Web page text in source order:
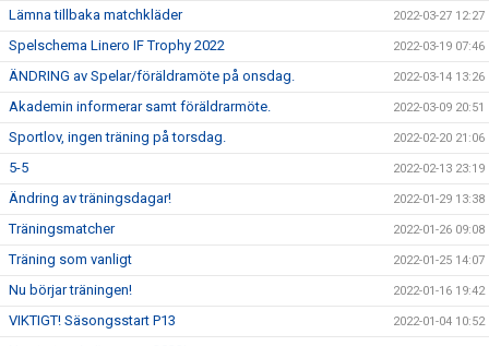
Lämna tillbaka matchkläder 2022-03-27 12:27
Spelschema Linero IF Trophy 2022 2022-03-19 07:46
ÄNDRING av Spelar/föräldramöte på onsdag. 2022-03-14 13:26
Akademin informerar samt föräldrarmöte. 2022-03-09 20:51
Sportlov, ingen träning på torsdag. 2022-02-20 21:06
5-5 2022-02-13 23:19
Ändring av träningsdagar! 2022-01-29 13:38
Träningsmatcher 2022-01-26 09:08
Träning som vanligt 2022-01-25 14:07
Nu börjar träningen! 2022-01-16 19:42
VIKTIGT! Säsongsstart P13 2022-01-04 10:52